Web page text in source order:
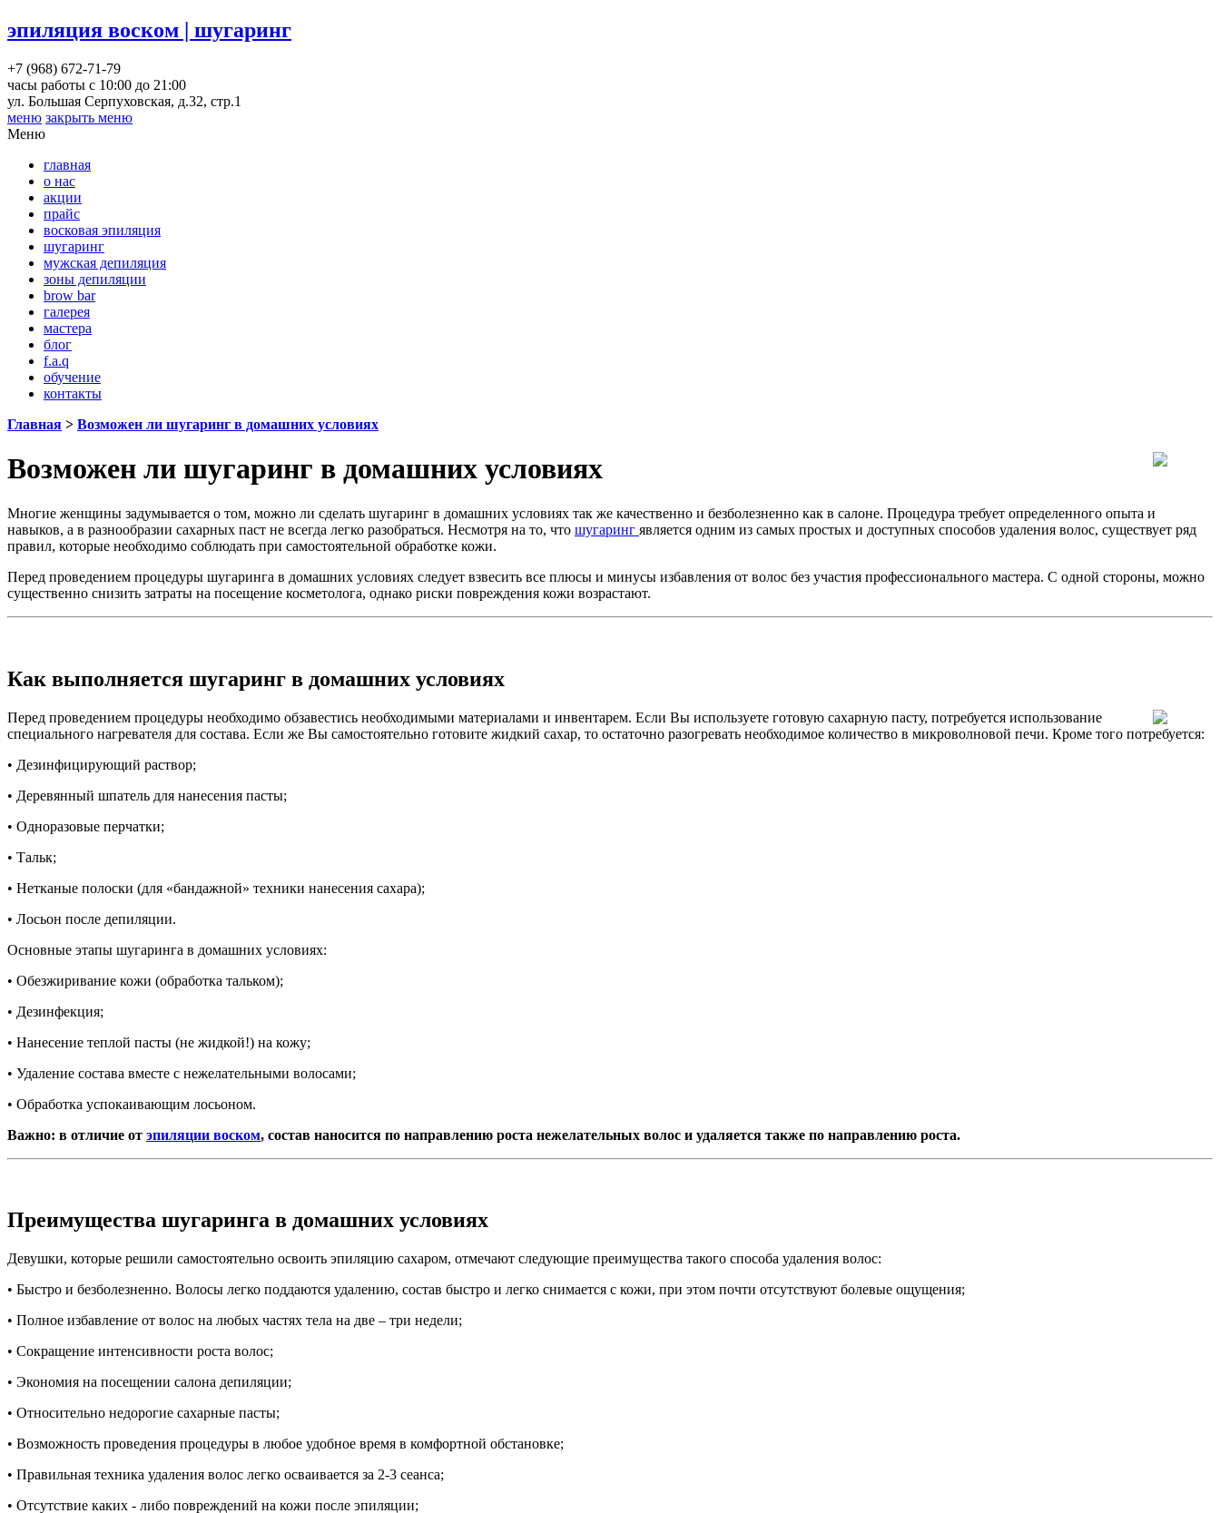
эпиляция воском | шугаринг
+7 (968) 672-71-79
часы работы с 10:00 до 21:00
ул. Большая Серпуховская, д.32, стр.1
меню закрыть меню
Меню
главная
о нас
акции
прайс
восковая эпиляция
шугаринг
мужская депиляция
зоны депиляции
brow bar
галерея
мастера
блог
f.a.q
обучение
контакты
Главная > Возможен ли шугаринг в домашних условиях
Возможен ли шугаринг в домашних условиях
Многие женщины задумывается о том, можно ли сделать шугаринг в домашних условиях так же качественно и безболезненно как в салоне. Процедура требует определенного опыта и
навыков, а в разнообразии сахарных паст не всегда легко разобраться. Несмотря на то, что шугаринг является одним из самых простых и доступных способов удаления волос, существует ряд
правил, которые необходимо соблюдать при самостоятельной обработке кожи.
Перед проведением процедуры шугаринга в домашних условиях следует взвесить все плюсы и минусы избавления от волос без участия профессионального мастера. С одной стороны, можно
существенно снизить затраты на посещение косметолога, однако риски повреждения кожи возрастают.
Как выполняется шугаринг в домашних условиях
Перед проведением процедуры необходимо обзавестись необходимыми материалами и инвентарем. Если Вы используете готовую сахарную пасту, потребуется использование
специального нагревателя для состава. Если же Вы самостоятельно готовите жидкий сахар, то остаточно разогревать необходимое количество в микроволновой печи. Кроме того потребуется:
• Дезинфицирующий раствор;
• Деревянный шпатель для нанесения пасты;
• Одноразовые перчатки;
• Тальк;
• Нетканые полоски (для «бандажной» техники нанесения сахара);
• Лосьон после депиляции.
Основные этапы шугаринга в домашних условиях:
• Обезжиривание кожи (обработка тальком);
• Дезинфекция;
• Нанесение теплой пасты (не жидкой!) на кожу;
• Удаление состава вместе с нежелательными волосами;
• Обработка успокаивающим лосьоном.
Важно: в отличие от эпиляции воском, состав наносится по направлению роста нежелательных волос и удаляется также по направлению роста.
Преимущества шугаринга в домашних условиях
Девушки, которые решили самостоятельно освоить эпиляцию сахаром, отмечают следующие преимущества такого способа удаления волос:
• Быстро и безболезненно. Волосы легко поддаются удалению, состав быстро и легко снимается с кожи, при этом почти отсутствуют болевые ощущения;
• Полное избавление от волос на любых частях тела на две – три недели;
• Сокращение интенсивности роста волос;
• Экономия на посещении салона депиляции;
• Относительно недорогие сахарные пасты;
• Возможность проведения процедуры в любое удобное время в комфортной обстановке;
• Правильная техника удаления волос легко осваивается за 2-3 сеанса;
• Отсутствие каких - либо повреждений на кожи после эпиляции;